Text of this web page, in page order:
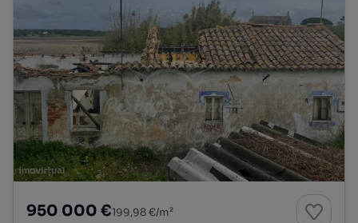
950 000 €199,98 €/m²